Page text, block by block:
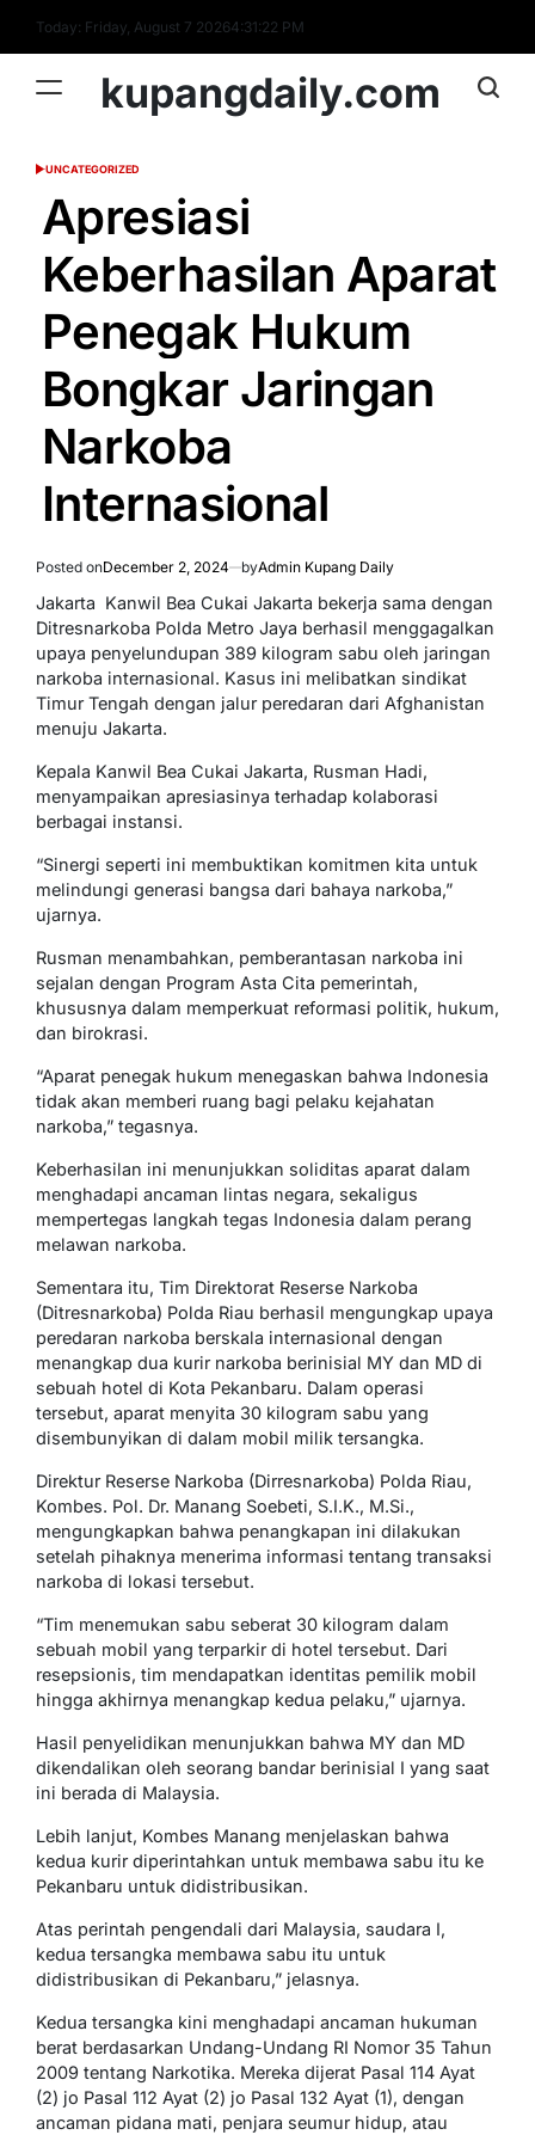
content
Today: Friday, August 7 20264:31:23 PM
kupangdaily.com
POSTED
UNCATEGORIZED
Apresiasi
Keberhasilan Aparat
Penegak Hukum
Bongkar Jaringan
Narkoba
Internasional
Posted onDecember 2, 2024 byAdmin Kupang Daily
Jakarta  Kanwil Bea Cukai Jakarta bekerja sama dengan
Ditresnarkoba Polda Metro Jaya berhasil menggagalkan
upaya penyelundupan 389 kilogram sabu oleh jaringan
narkoba internasional. Kasus ini melibatkan sindikat
Timur Tengah dengan jalur peredaran dari Afghanistan
menuju Jakarta.
Kepala Kanwil Bea Cukai Jakarta, Rusman Hadi,
menyampaikan apresiasinya terhadap kolaborasi
berbagai instansi.
“Sinergi seperti ini membuktikan komitmen kita untuk
melindungi generasi bangsa dari bahaya narkoba,”
ujarnya.
Rusman menambahkan, pemberantasan narkoba ini
sejalan dengan Program Asta Cita pemerintah,
khususnya dalam memperkuat reformasi politik, hukum,
dan birokrasi.
“Aparat penegak hukum menegaskan bahwa Indonesia
tidak akan memberi ruang bagi pelaku kejahatan
narkoba,” tegasnya.
Keberhasilan ini menunjukkan soliditas aparat dalam
menghadapi ancaman lintas negara, sekaligus
mempertegas langkah tegas Indonesia dalam perang
melawan narkoba.
Sementara itu, Tim Direktorat Reserse Narkoba
(Ditresnarkoba) Polda Riau berhasil mengungkap upaya
peredaran narkoba berskala internasional dengan
menangkap dua kurir narkoba berinisial MY dan MD di
sebuah hotel di Kota Pekanbaru. Dalam operasi
tersebut, aparat menyita 30 kilogram sabu yang
disembunyikan di dalam mobil milik tersangka.
Direktur Reserse Narkoba (Dirresnarkoba) Polda Riau,
Kombes. Pol. Dr. Manang Soebeti, S.I.K., M.Si.,
mengungkapkan bahwa penangkapan ini dilakukan
setelah pihaknya menerima informasi tentang transaksi
narkoba di lokasi tersebut.
“Tim menemukan sabu seberat 30 kilogram dalam
sebuah mobil yang terparkir di hotel tersebut. Dari
resepsionis, tim mendapatkan identitas pemilik mobil
hingga akhirnya menangkap kedua pelaku,” ujarnya.
Hasil penyelidikan menunjukkan bahwa MY dan MD
dikendalikan oleh seorang bandar berinisial I yang saat
ini berada di Malaysia.
Lebih lanjut, Kombes Manang menjelaskan bahwa
kedua kurir diperintahkan untuk membawa sabu itu ke
Pekanbaru untuk didistribusikan.
Atas perintah pengendali dari Malaysia, saudara I,
kedua tersangka membawa sabu itu untuk
didistribusikan di Pekanbaru,” jelasnya.
Kedua tersangka kini menghadapi ancaman hukuman
berat berdasarkan Undang-Undang RI Nomor 35 Tahun
2009 tentang Narkotika. Mereka dijerat Pasal 114 Ayat
(2) jo Pasal 112 Ayat (2) jo Pasal 132 Ayat (1), dengan
ancaman pidana mati, penjara seumur hidup, atau